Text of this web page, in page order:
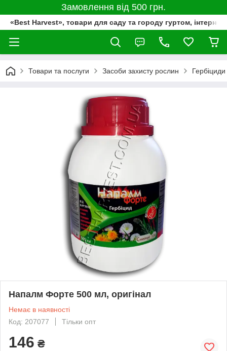
Замовлення від 500 грн.
«Best Harvest», товари для саду та городу гуртом,
Товари та послуги Засоби захисту рослин Гербіциди
Напалм Форте 500 мл, оригінал
Немає в наявності
Код: 207077
Тільки опт
146 ₴